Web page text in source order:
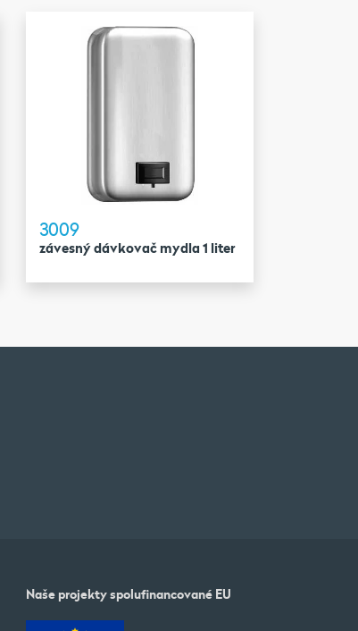
3009
závesný dávkovač mydla 1 liter
Naše projekty spolufinancované EU